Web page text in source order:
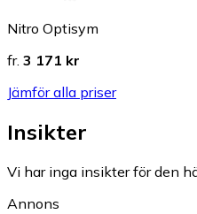
Nitro Optisym
fr. 3 171 kr
Jämför alla priser
Insikter
Vi har inga insikter för den
Annons